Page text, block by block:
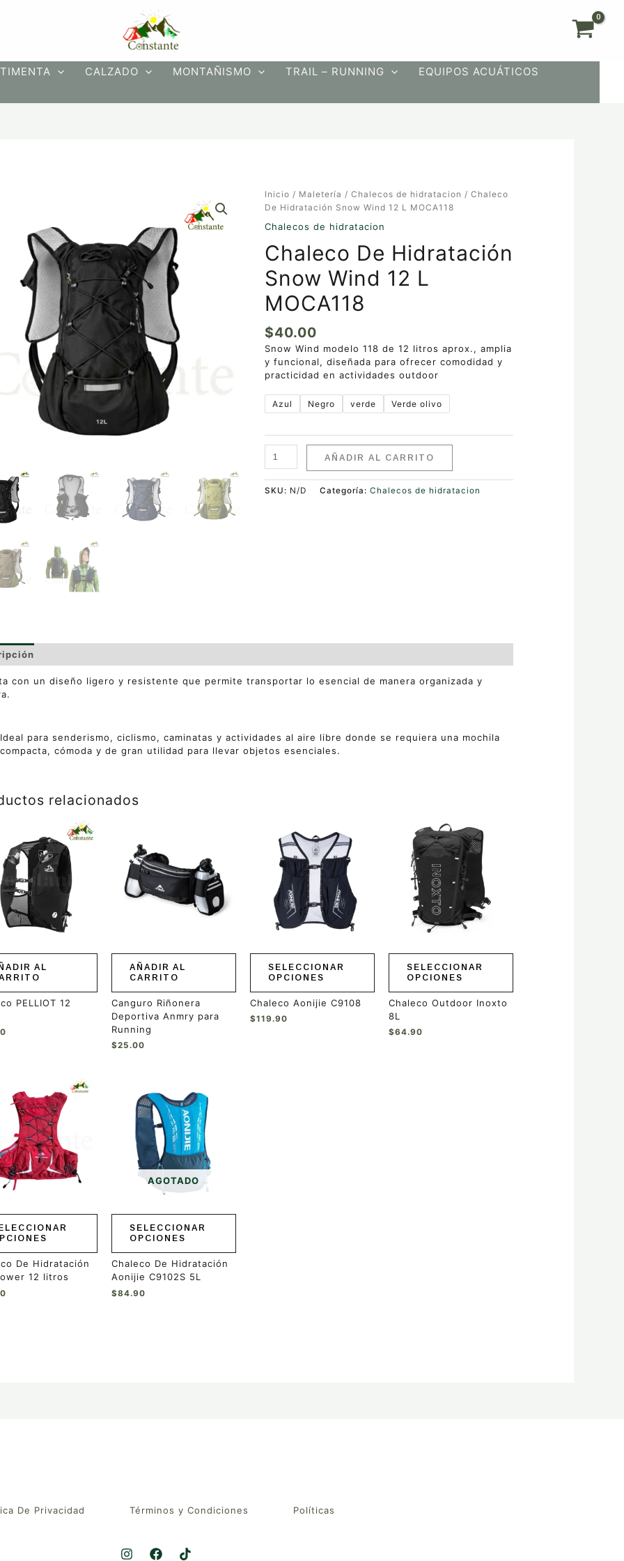
CALZADO MONTAÑISMO TRAIL – RUNNING
EQUIPOS ACUÁTICOS
Inicio / Maletería /Chalecos de hidratacion / Chaleco
De Hidratación Snow Wind 12 L MOCA118
Chalecos de hidratacion
Chaleco De Hidratación
Snow Wind 12 L
MOCA118
$40.00
Snow Wind modelo 118 de 12 litros aprox., amplia
y funcional, diseñada para ofrecer comodidad y
practicidad en actividades outdoor
Azul Negro verde Verde olivo
Chaleco
De
Snow
Wind
12
L
MOCA118
cantidad
AÑADIR AL CARRITO
SKU: N/D Categoría:Chalecos de hidratacion
con un diseño ligero y resistente que permite transportar lo esencial de manera organizada y
Ideal para senderismo, ciclismo, caminatas y actividades al aire libre donde se requiera una mochila
compacta, cómoda y de gran utilidad para llevar objetos esenciales.
relacionados
AL
PELLIOT 12
AÑADIR AL
CARRITO
Canguro Riñonera
Deportiva Anmry para
Running
$25.00
SELECCIONAR
OPCIONES
producto
múltiples
variantes.
opciones
pueden
en
página
de
producto
Chaleco Aonijie C9108
$119.90
SELECCIONAR
OPCIONES
producto
tiene
múltiples
variantes.
opciones
pueden
en
página
de
producto
Chaleco Outdoor Inoxto
8L
$64.90
De Hidratación
12 litros
AGOTADO
SELECCIONAR
OPCIONES
producto
tiene
múltiples
variantes.
opciones
en
página
de
producto
Chaleco De Hidratación
Aonijie C9102S 5L
$84.90
De Privacidad Términos y Condiciones Políticas